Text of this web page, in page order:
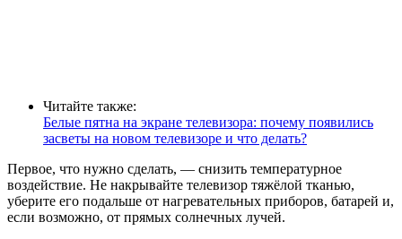
Читайте также:
Белые пятна на экране телевизора: почему появились
засветы на новом телевизоре и что делать?
Первое, что нужно сделать, — снизить температурное
воздействие. Не накрывайте телевизор тяжёлой тканью,
уберите его подальше от нагревательных приборов, батарей и,
если возможно, от прямых солнечных лучей.